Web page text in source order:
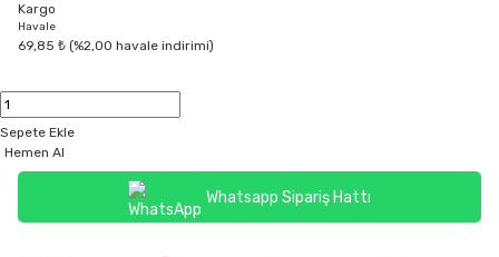
Kargo
Havale
69,85 ₺ (%2,00 havale indirimi)
Sepete Ekle
Hemen Al
Whatsapp Sipariş Hattı